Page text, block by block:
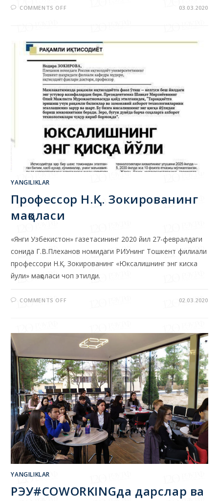
YANGILIKLAR
Профессор Н.Қ. Зокированинг
мақоласи
«Янги Узбекистон» газетасининг 2020 йил 27-февралдаги
профессори Н.Қ. Зокированинг «Юксалишнинг энг киска
йули» мақоласи чоп этилди.
COMMENTS OFF
YANGILIKLAR
РЭУ#COWORKINGда дарслар ва
маҳорат дарслари